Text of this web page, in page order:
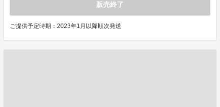
販売終了
ご提供予定時期：2023年1月以降順次発送